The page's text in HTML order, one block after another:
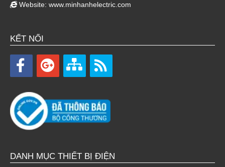
Website: www.minhanhelectric.com
KẾT NỐI
DANH MỤC THIẾT BỊ ĐIỆN